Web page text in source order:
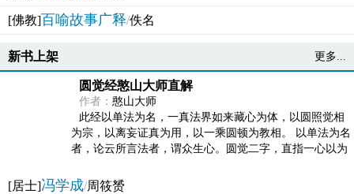
[佛教]百喻故事广释/佚名
新书上架 更多...
圆觉经憨山大师直解
作者： 憨山大师
此经以单法为名，一真法界如来藏心为体，以圆照觉相
为宗，以离妄证真为用，以一乘圆顿为教相。 以单法为名
者，论云所言法者，谓众生心。圆觉二字，直指一心以为
[居士]冯学成/周筱赟